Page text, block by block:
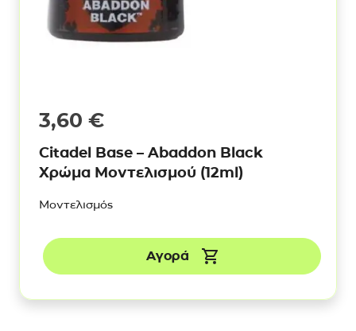
3,60 €
Citadel Base – Abaddon Black
Χρώμα Μοντελισμού (12ml)
Μοντελισμός
Αγορά